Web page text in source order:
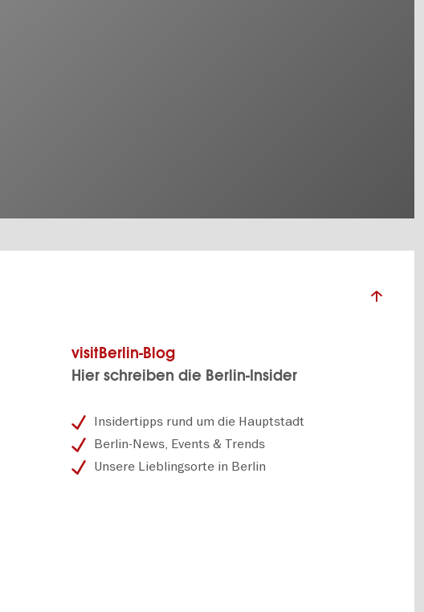
visitBerlin-Blog
Hier schreiben die Berlin-Insider
Insidertipps rund um die Hauptstadt
Berlin-News, Events & Trends
Unsere Lieblingsorte in Berlin